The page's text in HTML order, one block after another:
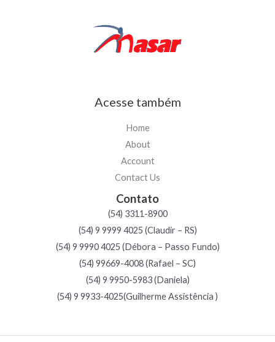
Acesse também
Home
About
Account
Contact Us
Contato
(54) 3311-8900
(54) 9 9999 4025 (Claudir – RS)
(54) 9 9990 4025 (Débora – Passo Fundo)
(54) 99669-4008 (Rafael – SC)
(54) 9 9950-5983 (Daniela)
(54) 9 9933-4025(Guilherme Assistência )